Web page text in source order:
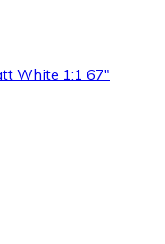
White 1:1 67"